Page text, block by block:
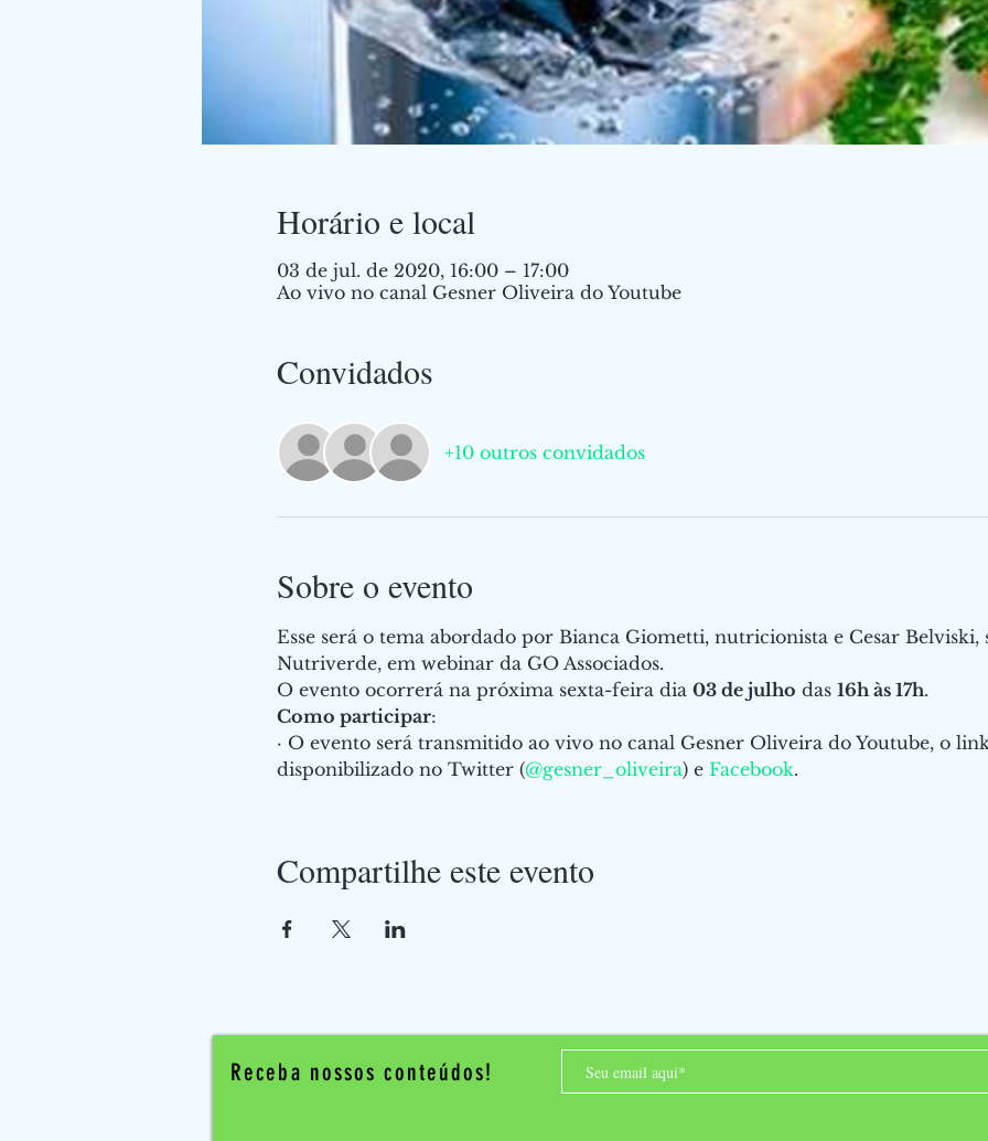
Horário e local
03 de jul. de 2020, 16:00 – 17:00
Ao vivo no canal Gesner Oliveira do Youtube
Convidados
+10 outros convidados
Sobre o evento
Esse será o tema abordado por Bianca Giometti, nutricionista e Cesar
Nutriverde, em webinar da GO Associados.
O evento ocorrerá na próxima sexta-feira dia 03 de julho das 16h às 17h.
Como participar:
· O evento será transmitido ao vivo no canal Gesner Oliveira do Youtube, o
disponibilizado no Twitter (@gesner_oliveira) e Facebook.
Compartilhe este evento
Receba nossos conteúdos!